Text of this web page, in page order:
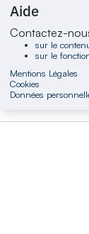
Aide
Contactez-
sur le
sur le
Mentions Légales
Cookies
Données